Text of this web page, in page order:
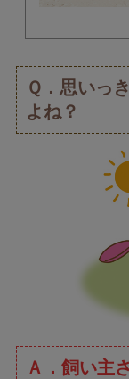
Ｑ．思いっ
よね？
Ａ．飼い主